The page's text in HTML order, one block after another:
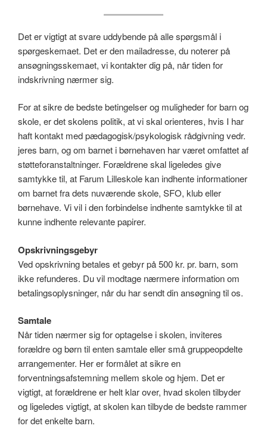
Det er vigtigt at svare uddybende på alle spørgsmål i
spørgeskemaet. Det er den mailadresse, du noterer på
ansøgningsskemaet, vi kontakter dig på, når tiden for
indskrivning nærmer sig.
For at sikre de bedste betingelser og muligheder for barn og
skole, er det skolens politik, at vi skal orienteres, hvis I har
haft kontakt med pædagogisk/psykologisk rådgivning vedr.
jeres barn, og om barnet i børnehaven har været omfattet af
støtteforanstaltninger. Forældrene skal ligeledes give
samtykke til, at Farum Lilleskole kan indhente informationer
om barnet fra dets nuværende skole, SFO, klub eller
børnehave. Vi vil i den forbindelse indhente samtykke til at
kunne indhente relevante papirer.
Opskrivningsgebyr
Ved opskrivning betales et gebyr på 500 kr. pr. barn, som
ikke refunderes. Du vil modtage nærmere information om
betalingsoplysninger, når du har sendt din ansøgning til os.
Samtale
Når tiden nærmer sig for optagelse i skolen, inviteres
forældre og børn til enten samtale eller små gruppeopdelte
arrangementer. Her er formålet at sikre en
forventningsafstemning mellem skole og hjem. Det er
vigtigt, at forældrene er helt klar over, hvad skolen tilbyder
og ligeledes vigtigt, at skolen kan tilbyde de bedste rammer
for det enkelte barn.